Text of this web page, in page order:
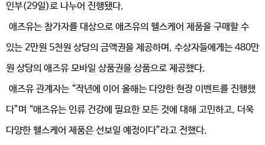
인부(29일)로 나누어 진행됐다.
애즈유는 참가자를 대상으로 애즈유의 헬스케어 제품을 구매할 수
있는 2만원 5천원 상당의 금액권을 제공하며, 수상자들에게는 480만
원 상당의 애즈유 모바일 상품권을 상품으로 제공했다.
애즈유 관계자는 “작년에 이어 올해는 다양한 현장 이벤트를 진행했
다”며 “애즈유는 인류 건강에 필요한 모든 것에 대해 고민하고, 더욱
다양한 헬스케어 제품은 선보일 예정이다”라고 전했다.